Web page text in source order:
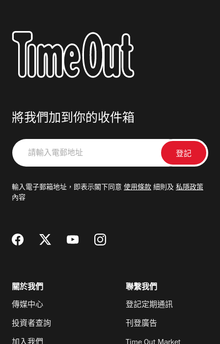
將我們加到你的收件箱
請
輸
郵
輸入電子郵箱地址，即表示閣下同意 使用條款 細則及 私隱政策
內容
關於我們
傳媒中心
投資者查詢
聯繫我們
登記定期通訊
刊登廣告